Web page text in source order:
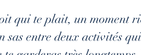
qui te plait, un moment
sas entre deux activités